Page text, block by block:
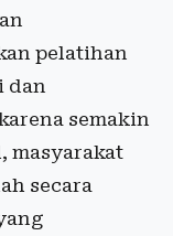
pelatihan
dan
semakin
masyarakat
secara